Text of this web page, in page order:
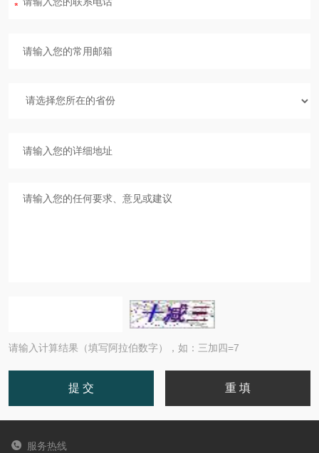
请输入计算结果（填写阿拉伯数字），如：三加四=7
服务热线